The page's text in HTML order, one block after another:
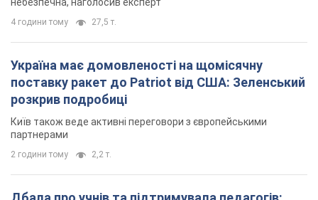
4 години тому 27,5 т.
Україна має домовленості на щомісячну
поставку ракет до Patriot від США: Зеленський
розкрив подробиці
Київ також веде активні переговори з європейськими
партнерами
2 години тому 2,2 т.